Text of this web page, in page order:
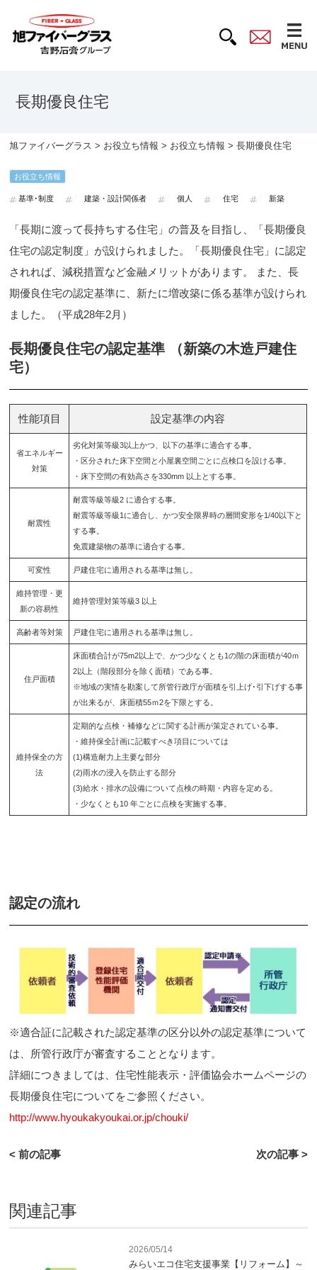
長期優良住宅
旭ファイバーグラス > お役立ち情報 > お役立ち情報 > 長期優良住宅
お役立ち情報
基準･制度 建築・設計関係者 個人 住宅 新築
「長期に渡って長持ちする住宅」の普及を目指し、「長期優良
住宅の認定制度」が設けられました。 「長期優良住宅」に認定
されれば、減税措置など金融メリットがあります。 また、長
期優良住宅の認定基準に、新たに増改築に係る基準が設けられ
ました。（平成28年2月）
長期優良住宅の認定基準 （新築の木造戸建住
宅）
性能項目 設定基準の内容
省エネルギー
対策
劣化対策等級3以上かつ、以下の基準に適合する事。
・区分された床下空間と小屋裏空間ごとに点検口を設ける事。
・床下空間の有効高さを330mm 以上とする事。
耐震性
耐震等級等級2 に適合する事。
耐震等級等級1に適合し、かつ安全限界時の層間変形を1/40以下と
する事。
免震建築物の基準に適合する事。
可変性 戸建住宅に適用される基準は無し。
維持管理・更
新の容易性
維持管理対策等級3 以上
高齢者等対策 戸建住宅に適用される基準は無し。
住戸面積
床面積合計が75m2以上で、かつ少なくとも1の階の床面積が40ｍ
2以上（階段部分を除く面積）である事。
※地域の実情を勘案して所管行政庁が面積を引上げ･引下げする事
が出来るが、床面積55ｍ2を下限とする。
維持保全の方
法
定期的な点検・補修などに関する計画が策定されている事。
・維持保全計画に記載すべき項目については
(1)構造耐力上主要な部分
(2)雨水の浸入を防止する部分
(3)給水・排水の設備について点検の時期・内容を定める。
・少なくとも10 年ごとに点検を実施する事。
認定の流れ
※適合証に記載された認定基準の区分以外の認定基準について
は、所管行政庁が審査することとなります。
詳細につきましては、住宅性能表示・評価協会ホームページの
長期優良住宅についてをご参照ください。
http://www.hyoukakyoukai.or.jp/chouki/
< 前の記事 次の記事 >
関連記事
2026/05/14
みらいエコ住宅支援事業【リフォーム】～